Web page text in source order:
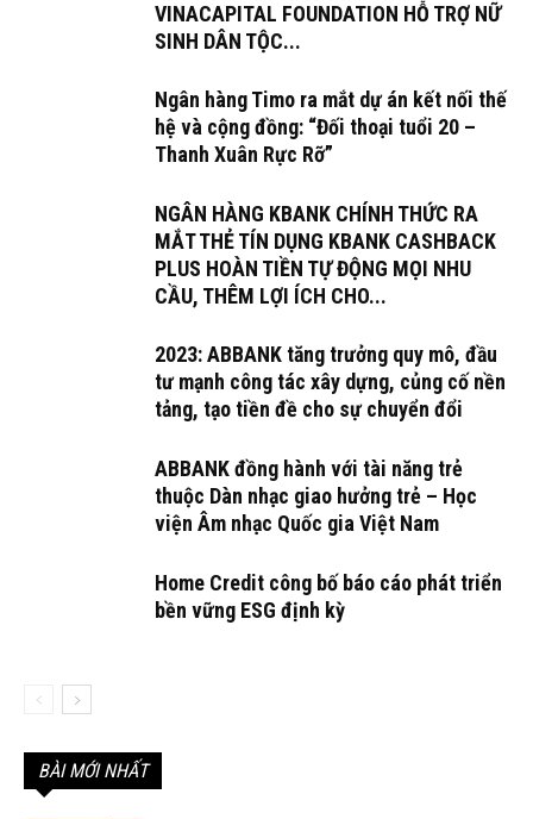
VINACAPITAL FOUNDATION HỖ TRỢ NỮ
SINH DÂN TỘC...
Ngân hàng Timo ra mắt dự án kết nối thế
hệ và cộng đồng: “Đối thoại tuổi 20 –
Thanh Xuân Rực Rỡ”
NGÂN HÀNG KBANK CHÍNH THỨC RA
MẮT THẺ TÍN DỤNG KBANK CASHBACK
PLUS HOÀN TIỀN TỰ ĐỘNG MỌI NHU
CẦU, THÊM LỢI ÍCH CHO...
2023: ABBANK tăng trưởng quy mô, đầu
tư mạnh công tác xây dựng, củng cố nền
tảng, tạo tiền đề cho sự chuyển đổi
ABBANK đồng hành với tài năng trẻ
thuộc Dàn nhạc giao hưởng trẻ – Học
viện Âm nhạc Quốc gia Việt Nam
Home Credit công bố báo cáo phát triển
bền vững ESG định kỳ
BÀI MỚI NHẤT